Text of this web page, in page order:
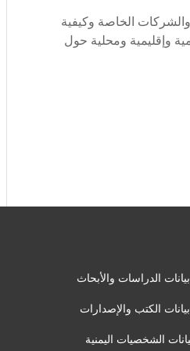
الخاصة وكيفية
وإقليمية ومحلية حول
الدراسات والأبحاث
الكتب والإصدارات
الشخصيات اليمنية